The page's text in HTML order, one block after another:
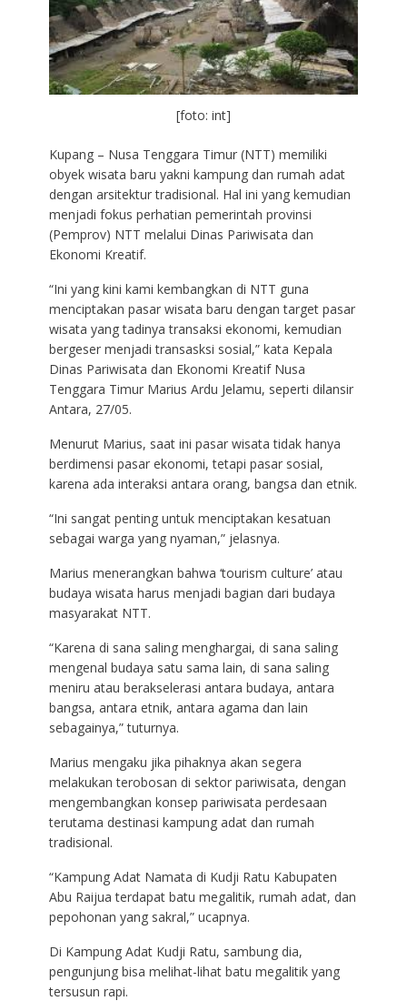
[foto: int]
Kupang – Nusa Tenggara Timur (NTT) memiliki
obyek wisata baru yakni kampung dan rumah adat
dengan arsitektur tradisional. Hal ini yang kemudian
menjadi fokus perhatian pemerintah provinsi
(Pemprov) NTT melalui Dinas Pariwisata dan
Ekonomi Kreatif.
“Ini yang kini kami kembangkan di NTT guna
menciptakan pasar wisata baru dengan target pasar
wisata yang tadinya transaksi ekonomi, kemudian
bergeser menjadi transasksi sosial,” kata Kepala
Dinas Pariwisata dan Ekonomi Kreatif Nusa
Tenggara Timur Marius Ardu Jelamu, seperti dilansir
Antara, 27/05.
Menurut Marius, saat ini pasar wisata tidak hanya
berdimensi pasar ekonomi, tetapi pasar sosial,
karena ada interaksi antara orang, bangsa dan etnik.
“Ini sangat penting untuk menciptakan kesatuan
sebagai warga yang nyaman,” jelasnya.
Marius menerangkan bahwa ‘tourism culture’ atau
budaya wisata harus menjadi bagian dari budaya
masyarakat NTT.
“Karena di sana saling menghargai, di sana saling
mengenal budaya satu sama lain, di sana saling
meniru atau berakselerasi antara budaya, antara
bangsa, antara etnik, antara agama dan lain
sebagainya,” tuturnya.
Marius mengaku jika pihaknya akan segera
melakukan terobosan di sektor pariwisata, dengan
mengembangkan konsep pariwisata perdesaan
terutama destinasi kampung adat dan rumah
tradisional.
“Kampung Adat Namata di Kudji Ratu Kabupaten
Abu Raijua terdapat batu megalitik, rumah adat, dan
pepohonan yang sakral,” ucapnya.
Di Kampung Adat Kudji Ratu, sambung dia,
pengunjung bisa melihat-lihat batu megalitik yang
tersusun rapi.